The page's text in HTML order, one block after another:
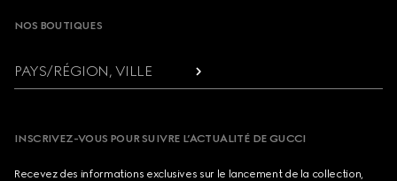
NOS BOUTIQUES
PAYS/RÉGION, VILLE
INSCRIVEZ-VOUS POUR SUIVRE L’ACTUALITÉ DE GUCCI
Recevez des informations exclusives sur le lancement de la collection,